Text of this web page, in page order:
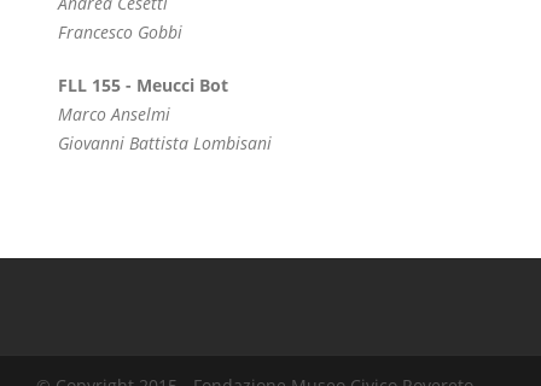
Francesco Gobbi
FLL 155 - Meucci Bot
Marco Anselmi
Giovanni Battista Lombisani